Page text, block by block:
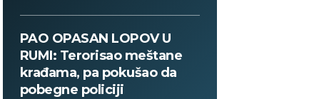
PAO OPASAN LOPOV U
RUMI: Terorisao meštane
krađama, pa pokušao da
pobegne policiji